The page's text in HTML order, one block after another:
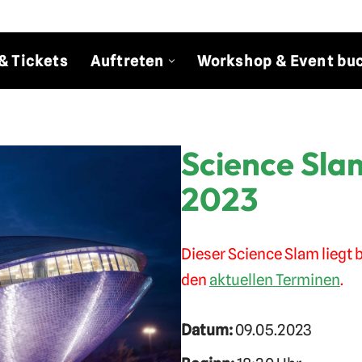
Tickets Auftreten Workshop & Event
Science
2023
Dieser Science Slam liegt
den aktuellen Terminen.
Datum:09.05.2023